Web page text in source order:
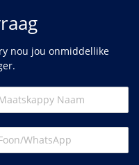
nou jou onmiddellike